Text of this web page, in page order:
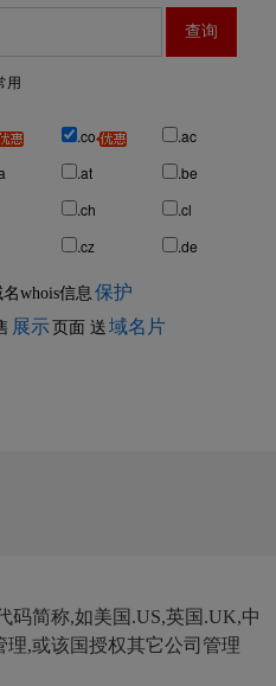
用
.co
.ac
.at
.be
.ch
.cl
.cz .de
whois信息保护
展示 页面 送 域名片
码简称,如美国.US,英国.UK,中
理,或该国授权其它公司管理